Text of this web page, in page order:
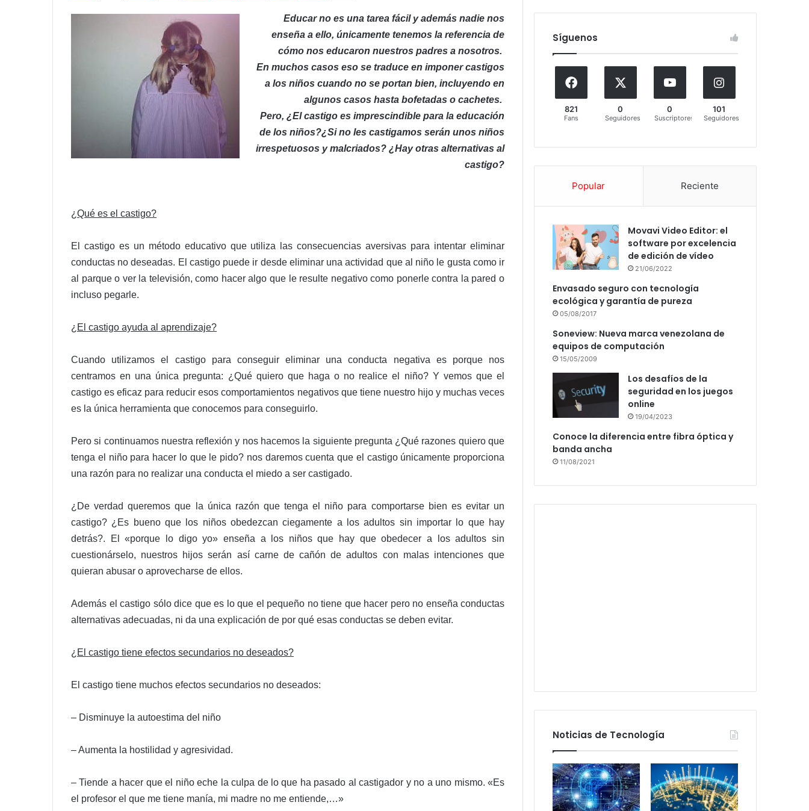
Educar no es una tarea fácil y además nadie nos
enseña a ello, únicamente tenemos la referencia de
cómo nos educaron nuestros padres a nosotros.
En muchos casos eso se traduce en imponer castigos
a los niños cuando no se portan bien, incluyendo en
algunos casos hasta bofetadas o cachetes.
Pero, ¿El castigo es imprescindible para la educación
de los niños?¿Si no les castigamos serán unos niños
irrespetuosos y malcriados? ¿Hay otras alternativas al
castigo?
¿Qué es el castigo?
El castigo es un método educativo que utiliza las consecuencias aversivas para intentar eliminar
conductas no deseadas. El castigo puede ir desde eliminar una actividad que al niño le gusta como ir
al parque o ver la televisión, como hacer algo que le resulte negativo como ponerle contra la pared o
incluso pegarle.
¿El castigo ayuda al aprendizaje?
Cuando utilizamos el castigo para conseguir eliminar una conducta negativa es porque nos
centramos en una única pregunta: ¿Qué quiero que haga o no realice el niño? Y vemos que el
castigo es eficaz para reducir esos comportamientos negativos que tiene nuestro hijo y muchas veces
es la única herramienta que conocemos para conseguirlo.
Pero si continuamos nuestra reflexión y nos hacemos la siguiente pregunta ¿Qué razones quiero que
tenga el niño para hacer lo que le pido? nos daremos cuenta que el castigo únicamente proporciona
una razón para no realizar una conducta el miedo a ser castigado.
¿De verdad queremos que la única razón que tenga el niño para comportarse bien es evitar un
castigo? ¿Es bueno que los niños obedezcan ciegamente a los adultos sin importar lo que hay
detrás?. El «porque lo digo yo» enseña a los niños que hay que obedecer a los adultos sin
cuestionárselo, nuestros hijos serán así carne de cañón de adultos con malas intenciones que
quieran abusar o aprovecharse de ellos.
Además el castigo sólo dice que es lo que el pequeño no tiene que hacer pero no enseña conductas
alternativas adecuadas, ni da una explicación de por qué esas conductas se deben evitar.
¿El castigo tiene efectos secundarios no deseados?
El castigo tiene muchos efectos secundarios no deseados:
– Disminuye la autoestima del niño
– Aumenta la hostilidad y agresividad.
– Tiende a hacer que el niño eche la culpa de lo que ha pasado al castigador y no a uno mismo. «Es
el profesor el que me tiene manía, mi madre no me entiende,…»
Síguenos
821
Fans
0
Seguidores
0
Suscriptores
101
Seguidores
Popular Reciente
Movavi Video Editor: el
software por excelencia
de edición de vídeo
21/06/2022
Envasado seguro con tecnología
ecológica y garantía de pureza
05/08/2017
Soneview: Nueva marca venezolana de
equipos de computación
15/05/2009
Los desafíos de la
seguridad en los juegos
online
19/04/2023
Conoce la diferencia entre fibra óptica y
banda ancha
11/08/2021
Noticias de Tecnología